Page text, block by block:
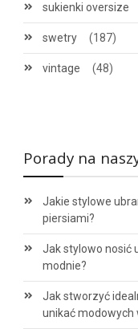
sukienki oversize
swetry (187)
vintage (48)
Porady na
Jakie stylowe
piersiami?
Jak stylowo nosić
modnie?
Jak stworzyć
unikać modowych